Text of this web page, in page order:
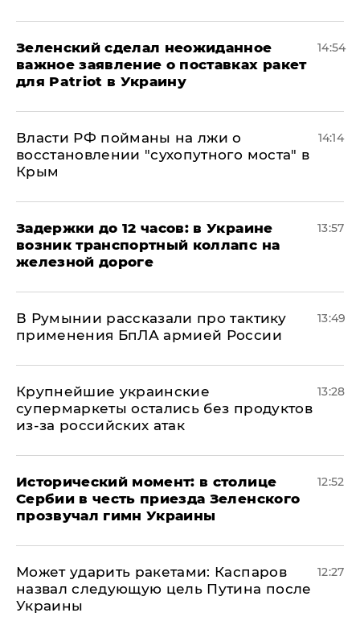
Зеленский сделал неожиданное
важное заявление о поставках ракет
для Patriot в Украину
14:54
Власти РФ пойманы на лжи о
восстановлении "сухопутного моста" в
Крым
14:14
Задержки до 12 часов: в Украине
возник транспортный коллапс на
железной дороге
13:57
В Румынии рассказали про тактику
применения БпЛА армией России
13:49
Крупнейшие украинские
супермаркеты остались без продуктов
из-за российских атак
13:28
Исторический момент: в столице
Сербии в честь приезда Зеленского
прозвучал гимн Украины
12:52
Может ударить ракетами: Каспаров
назвал следующую цель Путина после
Украины
12:27